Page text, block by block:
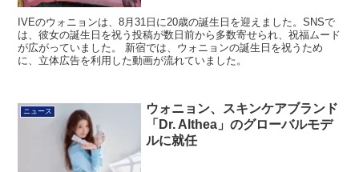
IVEのウォニョンは、8月31日に20歳の誕生日を迎えました。SNSで
は、彼女の誕生日を祝う投稿が数日前から多数寄せられ、祝福ムード
が広がっていました。 新宿では、ウォニョンの誕生日を祝うため
に、立体広告を利用した動画が流れていました。
ニュース
ウォニョン、スキンケアブランド
「Dr. Althea」のグローバルモデ
ルに就任